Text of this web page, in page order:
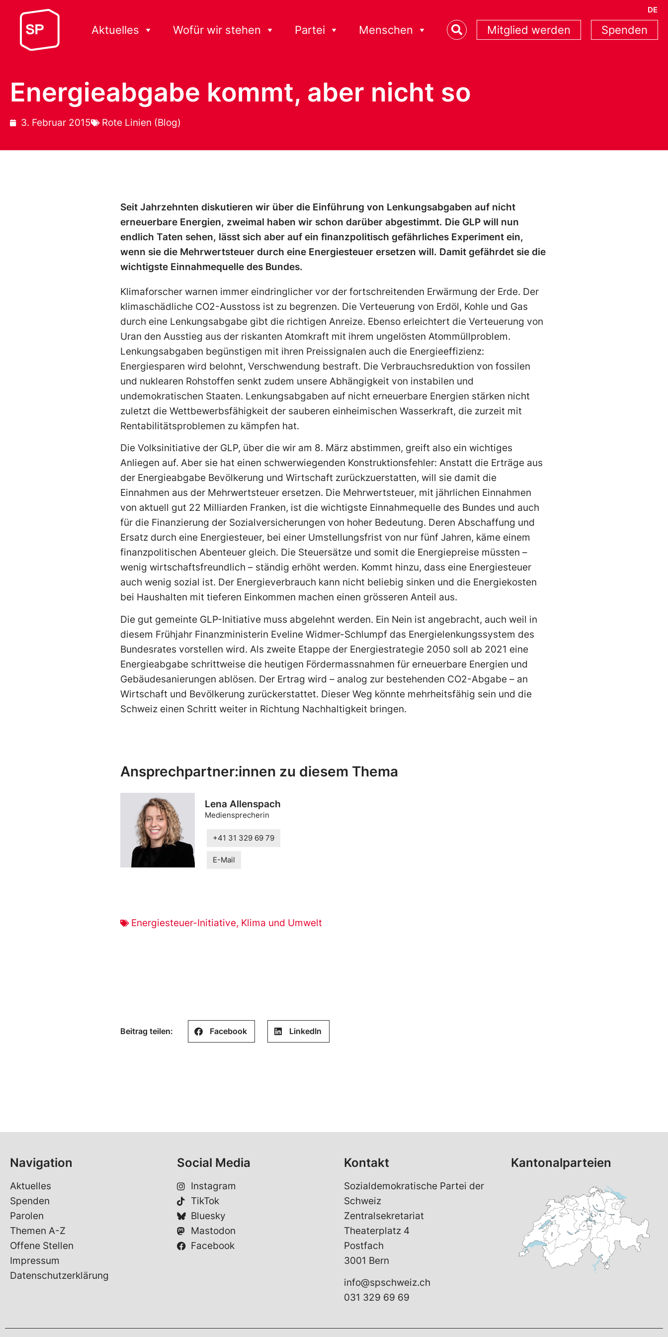
DE
Aktuelles Wofür wir stehen Partei Menschen Mitglied werden Spenden
Energieabgabe kommt, aber nicht so
3. Februar 2015 Rote Linien (Blog)
Seit Jahrzehnten diskutieren wir über die Einführung von Lenkungsabgaben auf nicht
erneuerbare Energien, zweimal haben wir schon darüber abgestimmt. Die GLP will nun
endlich Taten sehen, lässt sich aber auf ein finanzpolitisch gefährliches Experiment ein,
wenn sie die Mehrwertsteuer durch eine Energiesteuer ersetzen will. Damit gefährdet sie die
wichtigste Einnahmequelle des Bundes.
Klimaforscher warnen immer eindringlicher vor der fortschreitenden Erwärmung der Erde. Der
klimaschädliche CO2-Ausstoss ist zu begrenzen. Die Verteuerung von Erdöl, Kohle und Gas
durch eine Lenkungsabgabe gibt die richtigen Anreize. Ebenso erleichtert die Verteuerung von
Uran den Ausstieg aus der riskanten Atomkraft mit ihrem ungelösten Atommüllproblem.
Lenkungsabgaben begünstigen mit ihren Preissignalen auch die Energieeffizienz:
Energiesparen wird belohnt, Verschwendung bestraft. Die Verbrauchsreduktion von fossilen
und nuklearen Rohstoffen senkt zudem unsere Abhängigkeit von instabilen und
undemokratischen Staaten. Lenkungsabgaben auf nicht erneuerbare Energien stärken nicht
zuletzt die Wettbewerbsfähigkeit der sauberen einheimischen Wasserkraft, die zurzeit mit
Rentabilitätsproblemen zu kämpfen hat.
Die Volksinitiative der GLP, über die wir am 8. März abstimmen, greift also ein wichtiges
Anliegen auf. Aber sie hat einen schwerwiegenden Konstruktionsfehler: Anstatt die Erträge aus
der Energieabgabe Bevölkerung und Wirtschaft zurückzuerstatten, will sie damit die
Einnahmen aus der Mehrwertsteuer ersetzen. Die Mehrwertsteuer, mit jährlichen Einnahmen
von aktuell gut 22 Milliarden Franken, ist die wichtigste Einnahmequelle des Bundes und auch
für die Finanzierung der Sozialversicherungen von hoher Bedeutung. Deren Abschaffung und
Ersatz durch eine Energiesteuer, bei einer Umstellungsfrist von nur fünf Jahren, käme einem
finanzpolitischen Abenteuer gleich. Die Steuersätze und somit die Energiepreise müssten –
wenig wirtschaftsfreundlich – ständig erhöht werden. Kommt hinzu, dass eine Energiesteuer
auch wenig sozial ist. Der Energieverbrauch kann nicht beliebig sinken und die Energiekosten
bei Haushalten mit tieferen Einkommen machen einen grösseren Anteil aus.
Die gut gemeinte GLP-Initiative muss abgelehnt werden. Ein Nein ist angebracht, auch weil in
diesem Frühjahr Finanzministerin Eveline Widmer-Schlumpf das Energielenkungssystem des
Bundesrates vorstellen wird. Als zweite Etappe der Energiestrategie 2050 soll ab 2021 eine
Energieabgabe schrittweise die heutigen Fördermassnahmen für erneuerbare Energien und
Gebäudesanierungen ablösen. Der Ertrag wird – analog zur bestehenden CO2-Abgabe – an
Wirtschaft und Bevölkerung zurückerstattet. Dieser Weg könnte mehrheitsfähig sein und die
Schweiz einen Schritt weiter in Richtung Nachhaltigkeit bringen.
Ansprechpartner:innen zu diesem Thema
Lena Allenspach
Mediensprecherin
+41 31 329 69 79
E-Mail
Energiesteuer-Initiative, Klima und Umwelt
Beitrag teilen: Facebook LinkedIn
Navigation
Aktuelles
Spenden
Parolen
Themen A-Z
Offene Stellen
Impressum
Datenschutzerklärung
Social Media
Instagram
TikTok
Bluesky
Mastodon
Facebook
Kontakt
Sozialdemokratische Partei der
Schweiz
Zentralsekretariat
Theaterplatz 4
Postfach
3001 Bern
info@spschweiz.ch
031 329 69 69
Kantonalparteien